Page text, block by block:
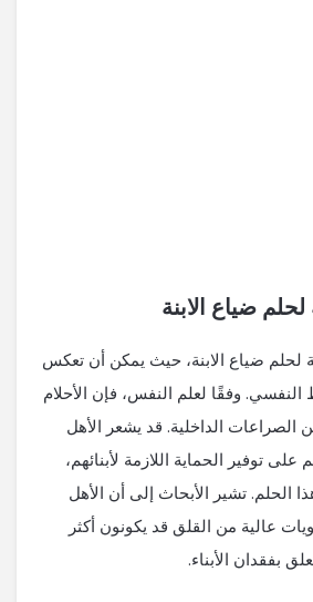
لحلم ضياع الابنة
لحلم ضياع الابنة، حيث يمكن أن تعكس
وفقًا لعلم النفس، فإن الأحلام
الصراعات الداخلية. قد يشعر الأهل
توفير الحماية اللازمة لأبنائهم،
الحلم. تشير الأبحاث إلى أن الأهل
عالية من القلق قد يكونون أكثر
بفقدان الأبناء.